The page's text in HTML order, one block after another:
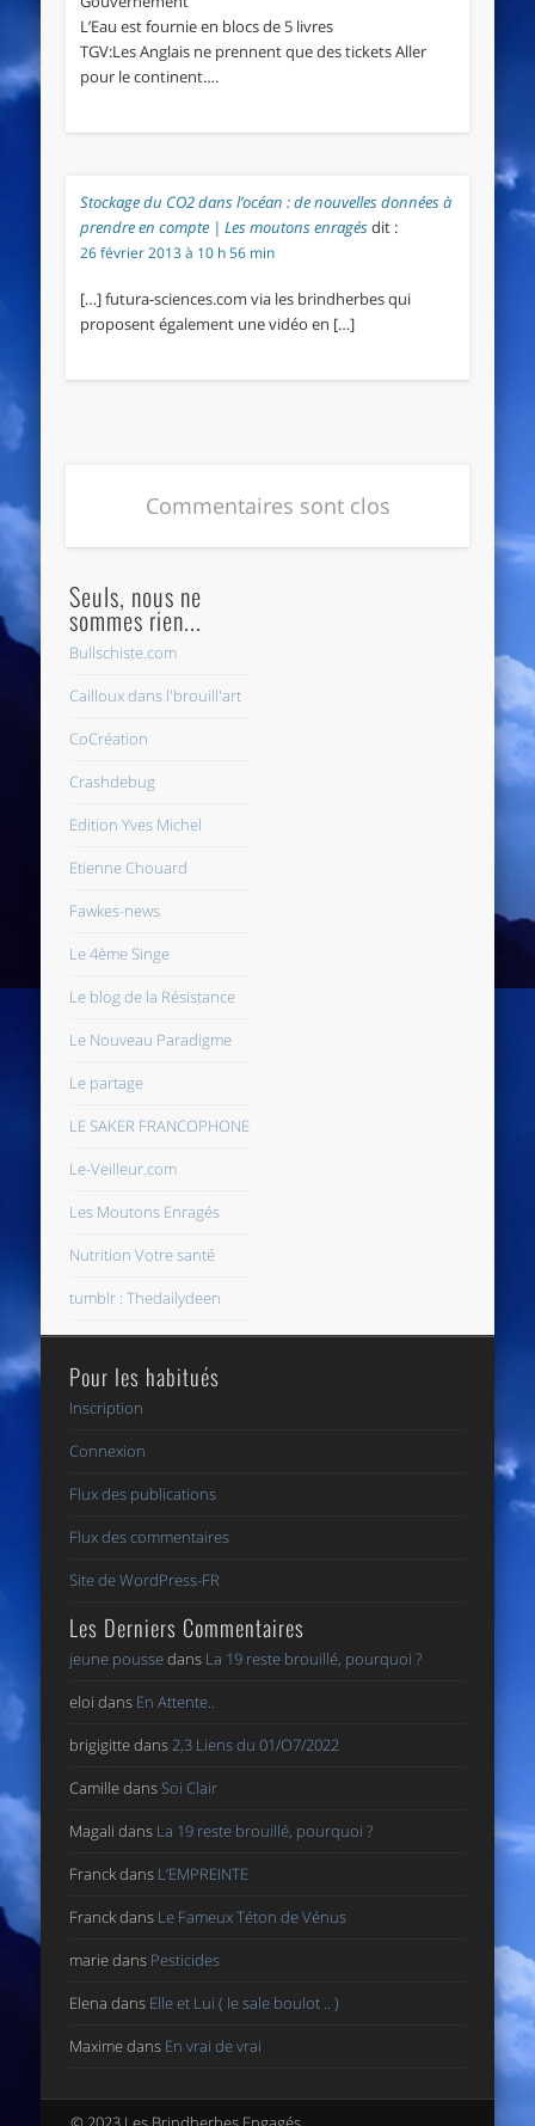
L’Eau est fournie en blocs de 5 livres
TGV:Les Anglais ne prennent que des tickets Aller
pour le continent….
Stockage du CO2 dans l’océan : de nouvelles données à
prendre en compte | Les moutons enragésdit :
26 février 2013 à 10 h 56 min
[…] futura-sciences.com via les brindherbes qui
proposent également une vidéo en […]
Commentaires sont clos
Seuls, nous ne
sommes rien...
Bullschiste.com
Cailloux dans l'brouill'art
CoCréation
Crashdebug
Edition Yves Michel
Etienne Chouard
Fawkes-news
Le 4ème Singe
Le blog de la Résistance
Le Nouveau Paradigme
Le partage
LE SAKER FRANCOPHONE
Le-Veilleur.com
Les Moutons Enragés
Nutrition Votre santé
tumblr : Thedailydeen
Pour les habitués
Inscription
Connexion
Flux des publications
Flux des commentaires
Site de WordPress-FR
Les Derniers Commentaires
jeune poussedans La 19 reste brouillé, pourquoi ?
eloi dans En Attente..
brigigittedans2,3 Liens du 01/O7/2022
CamilledansSoi Clair
Magali dans La 19 reste brouillé, pourquoi ?
Franckdans L’EMPREINTE
Franckdans Le Fameux Téton de Vénus
mariedans Pesticides
Elena dans Elle et Lui ( le sale boulot .. )
Maximedans En vrai de vrai